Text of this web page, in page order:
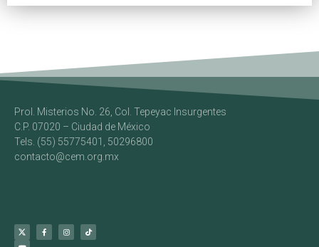
Prol. Misterios No. 26, Col. Tepeyac Insurgentes
C.P. 07020 – Ciudad de México
Tels. (55) 55775401, 50296800
contacto@cem.org.mx